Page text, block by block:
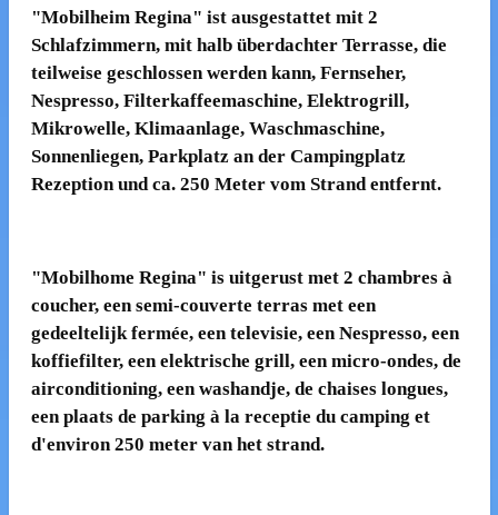
"Mobilheim Regina" ist ausgestattet mit 2
Schlafzimmern, mit halb überdachter Terrasse, die
teilweise geschlossen werden kann, Fernseher,
Nespresso, Filterkaffeemaschine, Elektrogrill,
Mikrowelle, Klimaanlage, Waschmaschine,
Sonnenliegen, Parkplatz an der Campingplatz
Rezeption und ca. 250 Meter vom Strand entfernt.
"Mobilhome Regina" is uitgerust met 2 chambres à
coucher, een semi-couverte terras met een
gedeeltelijk fermée, een televisie, een Nespresso, een
koffiefilter, een elektrische grill, een micro-ondes, de
airconditioning, een washandje, de chaises longues,
een plaats de parking à la receptie du camping et
d'environ 250 meter van het strand.